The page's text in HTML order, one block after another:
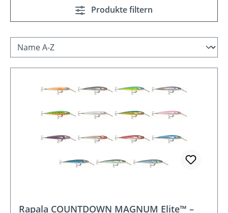
Produkte filtern
Rapala COUNTDOWN MAGNUM Elite™ –